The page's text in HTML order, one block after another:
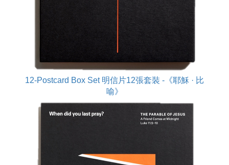
12-Postcard Box Set 明信片12張套裝 -《耶穌 · 比
喻》